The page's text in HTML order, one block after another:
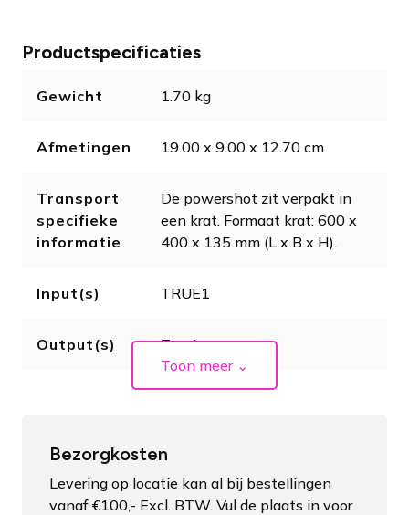
Productspecificaties
Gewicht 1.70 kg
Afmetingen 19.00 x 9.00 x 12.70 cm
Transport
specifieke
informatie
De powershot zit verpakt in
een krat. Formaat krat: 600 x
400 x 135 mm (L x B x H).
Input(s) TRUE1
Output(s)
True1
Toon meer ⌄
Bezorgkosten
Levering op locatie kan al bij bestellingen
vanaf €100,- Excl. BTW. Vul de plaats in voor